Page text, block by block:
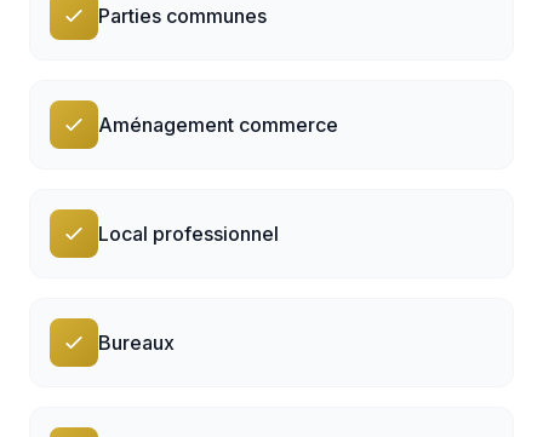
Parties communes
Aménagement commerce
Local professionnel
Bureaux